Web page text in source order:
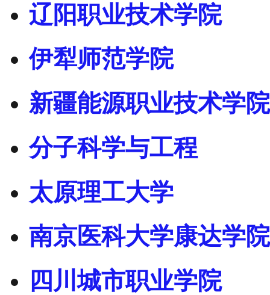
辽阳职业技术学院
伊犁师范学院
新疆能源职业技术学院
分子科学与工程
太原理工大学
南京医科大学康达学院
四川城市职业学院